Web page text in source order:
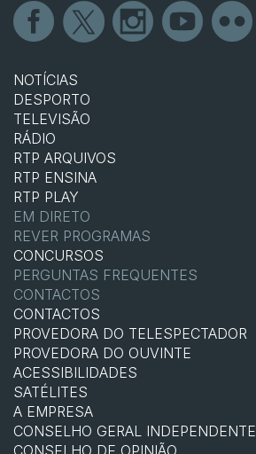
NOTÍCIAS
DESPORTO
TELEVISÃO
RÁDIO
RTP ARQUIVOS
RTP ENSINA
RTP PLAY
EM DIRETO
REVER PROGRAMAS
CONCURSOS
PERGUNTAS FREQUENTES
CONTACTOS
CONTACTOS
PROVEDORA DO TELESPECTADOR
PROVEDORA DO OUVINTE
ACESSIBILIDADES
SATÉLITES
A EMPRESA
CONSELHO GERAL INDEPENDENTE
CONSELHO DE OPINIÃO